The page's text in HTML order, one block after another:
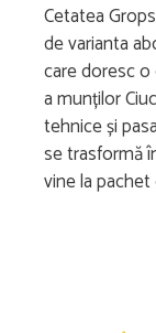
Cetatea
de varianta
care doresc
a munților
tehnice și
se trasformă
vine la